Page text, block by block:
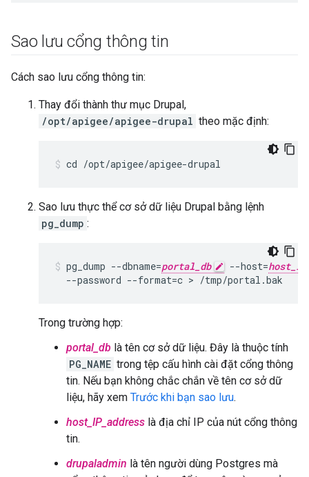
Sao lưu cổng thông tin
Cách sao lưu cổng thông tin:
Thay đổi thành thư mục Drupal,
/opt/apigee/apigee-drupal theo mặc định:
cd /opt/apigee/apigee-drupal
Sao lưu thực thể cơ sở dữ liệu Drupal bằng lệnh
pg_dump :
pg_dump --dbname=portal_db --host=
  --password --format=c > /tmp/portal.bak
Trong trường hợp:
portal_db là tên cơ sở dữ liệu. Đây là thuộc tính
PG_NAME trong tệp cấu hình cài đặt cổng thông
tin. Nếu bạn không chắc chắn về tên cơ sở dữ
liệu, hãy xem Trước khi bạn sao lưu.
host_IP_address là địa chỉ IP của nút cổng thông
tin.
drupaladmin là tên người dùng Postgres mà